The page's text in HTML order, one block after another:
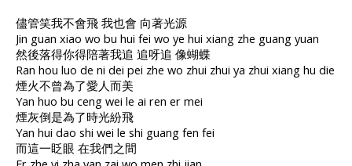
儘管笑我不會飛 我也會 向著光源
Jin guan xiao wo bu hui fei wo ye hui xiang zhe guang yuan
然後落得你得陪著我追 追呀追 像蝴蝶
Ran hou luo de ni dei pei zhe wo zhui zhui ya zhui xiang hu die
煙火不曾為了愛人而美
Yan huo bu ceng wei le ai ren er mei
煙灰倒是為了時光紛飛
Yan hui dao shi wei le shi guang fen fei
而這一眨眼 在我們之間